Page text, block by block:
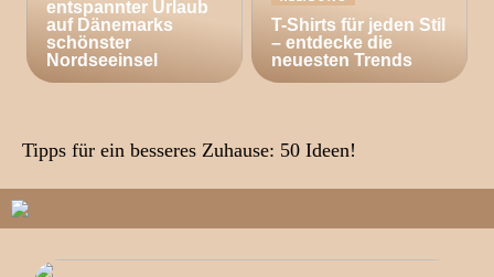
entspannter Urlaub
auf Dänemarks
schönster
Nordseeinsel
T-Shirts für jeden Stil
– entdecke die
neuesten Trends
Tipps für ein besseres Zuhause: 50 Ideen!